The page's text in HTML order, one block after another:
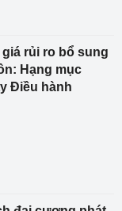
rủi ro bổ sung
Hạng mục
Điều hành